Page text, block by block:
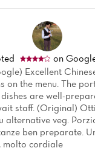
on
Excellent
on the menu. The
are well-
staff. (Original)
alternative veg.
ben preparate.
molto cordiale